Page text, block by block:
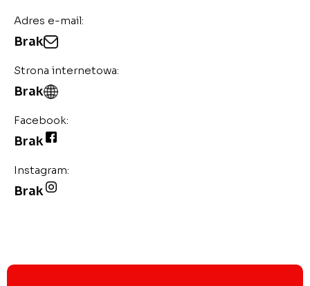
Adres e-mail:
Brak
Strona internetowa:
Brak
Facebook:
Brak
Instagram:
Brak